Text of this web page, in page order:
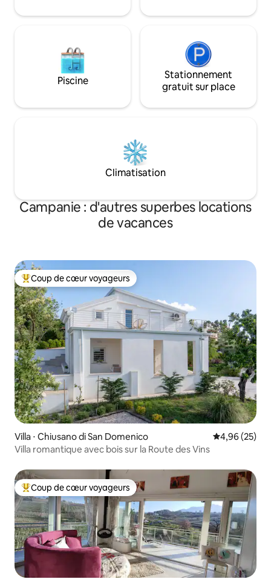
Piscine
Stationnement
gratuit sur place
Climatisation
Campanie : d'autres superbes locations
de vacances
Coups de cœur voyageurs les plus appréciés
Coup de cœur voyageurs
Villa ⋅ Chiusano di San Domenico Évaluation
4,96 (25)
Villa romantique avec bois sur la Route des Vins
Coups de cœur voyageurs les plus appréciés
Coup de cœur voyageurs